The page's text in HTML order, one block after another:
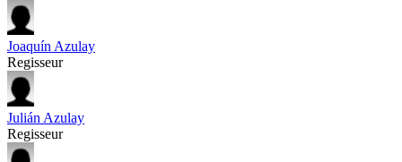
Joaquín Azulay
Regisseur
Julián Azulay
Regisseur